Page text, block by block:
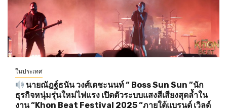
ในประเทศ
นายณัฎฐ์ธนัน วงศ์เตชะนนท์ “ Boss Sun Sun ”นัก
ธุรกิจหนุ่มรุ่นใหม่ไฟแรง เปิดตัวระบบแสงสีเสียงสุดล้ำใน
งาน “Khon Beat Festival 2025 “ภายใต้แบรนด์ เวิลด์